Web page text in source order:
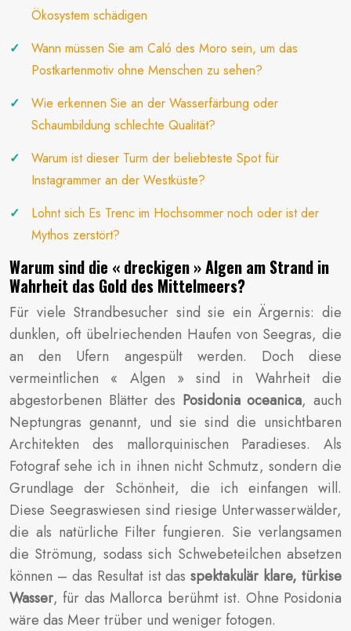
Ökosystem schädigen
Wann müssen Sie am Caló des Moro sein, um das
Postkartenmotiv ohne Menschen zu sehen?
Wie erkennen Sie an der Wasserfärbung oder
Schaumbildung schlechte Qualität?
Warum ist dieser Turm der beliebteste Spot für
Instagrammer an der Westküste?
Lohnt sich Es Trenc im Hochsommer noch oder ist der
Mythos zerstört?
Warum sind die « dreckigen » Algen am Strand in
Wahrheit das Gold des Mittelmeers?
Für viele Strandbesucher sind sie ein Ärgernis: die
dunklen, oft übelriechenden Haufen von Seegras, die
an den Ufern angespült werden. Doch diese
vermeintlichen « Algen » sind in Wahrheit die
abgestorbenen Blätter des Posidonia oceanica, auch
Neptungras genannt, und sie sind die unsichtbaren
Architekten des mallorquinischen Paradieses. Als
Fotograf sehe ich in ihnen nicht Schmutz, sondern die
Grundlage der Schönheit, die ich einfangen will.
Diese Seegraswiesen sind riesige Unterwasserwälder,
die als natürliche Filter fungieren. Sie verlangsamen
die Strömung, sodass sich Schwebeteilchen absetzen
können – das Resultat ist dasspektakulär klare, türkise
Wasser, für das Mallorca berühmt ist. Ohne Posidonia
wäre das Meer trüber und weniger fotogen.